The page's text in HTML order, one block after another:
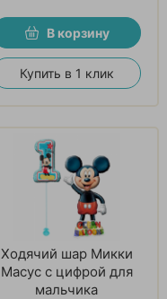
В корзину
Купить в 1 клик
Ходячий шар Микки
Масус с цифрой для
мальчика